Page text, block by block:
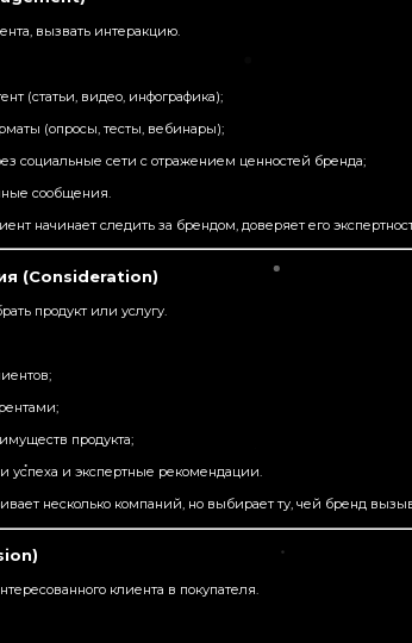
вызвать интеракцию.
(статьи, видео, инфографика);
(опросы, тесты, вебинары);
социальные сети с отражением ценностей бренда;
сообщения.
начинает следить за брендом, доверяет его
(Consideration)
продукт или услугу.
продукта;
успеха и экспертные рекомендации.
несколько компаний, но выбирает ту, чей бренд
клиента в покупателя.